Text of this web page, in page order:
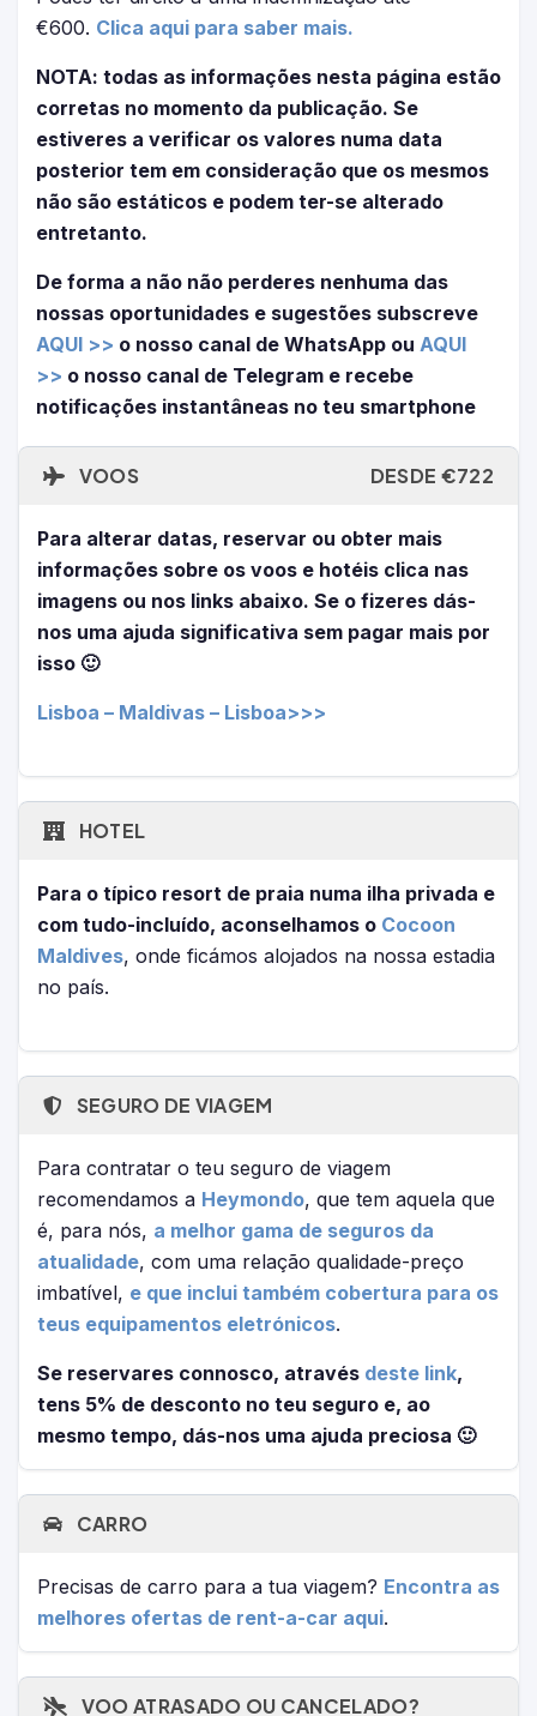
€600. Clica aqui para saber mais.
NOTA: todas as informações nesta página estão
corretas no momento da publicação. Se
estiveres a verificar os valores numa data
posterior tem em consideração que os mesmos
não são estáticos e podem ter-se alterado
entretanto.
De forma a não não perderes nenhuma das
nossas oportunidades e sugestões subscreve
AQUI >> o nosso canal de WhatsApp ou AQUI
>> o nosso canal de Telegram e recebe
notificações instantâneas no teu smartphone
VOOS DESDE €722
Para alterar datas, reservar ou obter mais
informações sobre os voos e hotéis clica nas
imagens ou nos links abaixo. Se o fizeres dás-
nos uma ajuda significativa sem pagar mais por
isso 🙂
Lisboa – Maldivas – Lisboa>>>
HOTEL
Para o típico resort de praia numa ilha privada e
com tudo-incluído, aconselhamos o Cocoon
Maldives, onde ficámos alojados na nossa estadia
no país.
SEGURO DE VIAGEM
Para contratar o teu seguro de viagem
recomendamos a Heymondo, que tem aquela que
é, para nós, a melhor gama de seguros da
atualidade, com uma relação qualidade-preço
imbatível, e que inclui também cobertura para os
teus equipamentos eletrónicos.
Se reservares connosco, através deste link,
tens 5% de desconto no teu seguro e, ao
mesmo tempo, dás-nos uma ajuda preciosa 🙂
CARRO
Precisas de carro para a tua viagem? Encontra as
melhores ofertas de rent-a-car aqui.
VOO ATRASADO OU CANCELADO?